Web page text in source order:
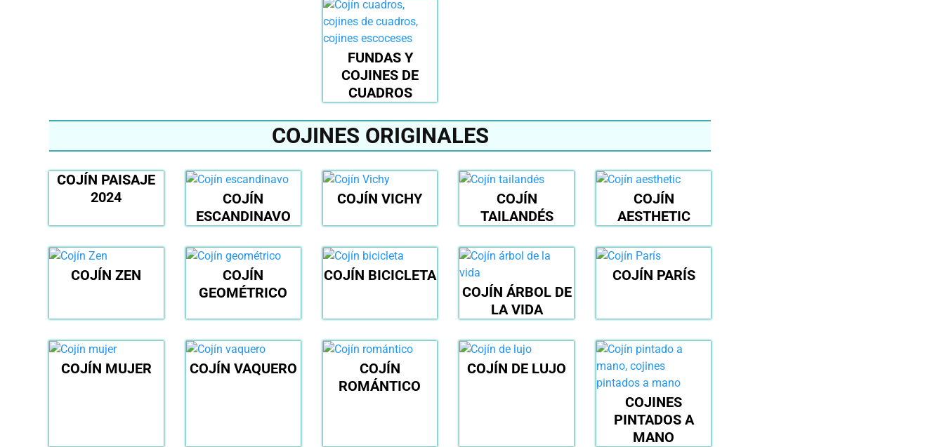
FUNDAS Y
COJINES DE
CUADROS
COJINES ORIGINALES
COJÍN PAISAJE
2024
COJÍN
ESCANDINAVO
COJÍN VICHY
COJÍN
TAILANDÉS
COJÍN
AESTHETIC
COJÍN ZEN
COJÍN
GEOMÉTRICO
COJÍN BICICLETA
COJÍN ÁRBOL DE
LA VIDA
COJÍN PARÍS
COJÍN MUJER COJÍN VAQUERO
COJÍN
ROMÁNTICO
COJÍN DE LUJO
COJINES
PINTADOS A
MANO